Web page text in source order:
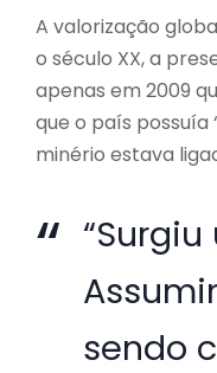
A valorização
o século XX, a
apenas em 2009
que o país possuía
minério estava
sendo